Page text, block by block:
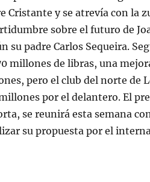
Cristante y se atrevía con la
sobre el futuro de
su padre Carlos Sequeira.
millones de libras, una
pero el club del norte de
por el delantero. El
se reunirá esta semana
su propuesta por el